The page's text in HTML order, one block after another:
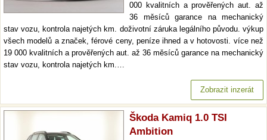
000 kvalitních a prověřených aut. až
36 měsíců garance na mechanický
stav vozu, kontrola najetých km. doživotní záruka legálního původu. výkup
všech modelů a značek, férové ceny, peníze ihned a v hotovosti. více než
19 000 kvalitních a prověřených aut. až 36 měsíců garance na mechanický
stav vozu, kontrola najetých km.…
Zobrazit inzerát
Škoda Kamiq 1.0 TSI
Ambition